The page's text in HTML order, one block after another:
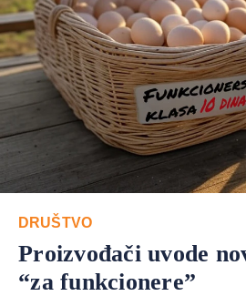
DRUŠTVO
Proizvođači uvode
“za funkcionere”